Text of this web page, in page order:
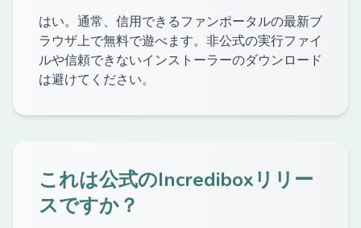
はい。通常、信用できるファンポータルの最新ブ
ラウザ上で無料で遊べます。非公式の実行ファイ
ルや信頼できないインストーラーのダウンロード
は避けてください。
これは公式のIncrediboxリリー
スですか？